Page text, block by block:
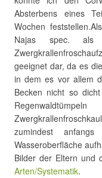
Absterbens eines
Wochen
Najas spec. als
geeignet dar, da es
in dem es vor allem
Becken nicht so
zumindest
Wasseroberfläche
Bilder der Eltern und
Arten/Systematik.